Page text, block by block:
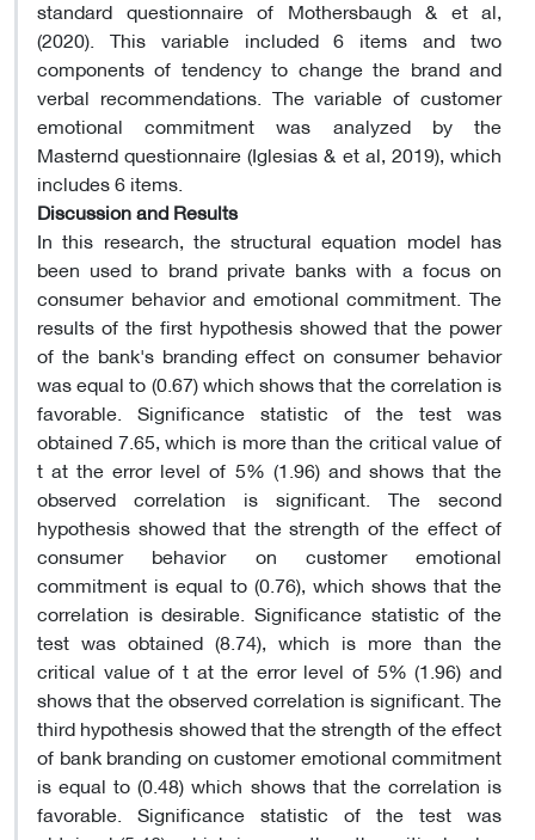
standard questionnaire of Mothersbaugh & et al,
(2020). This variable included 6 items and two
components of tendency to change the brand and
verbal recommendations. The variable of customer
emotional commitment was analyzed by the
Masternd questionnaire (Iglesias & et al, 2019), which
includes 6 items.
Discussion and Results
In this research, the structural equation model has
been used to brand private banks with a focus on
consumer behavior and emotional commitment. The
results of the first hypothesis showed that the power
of the bank's branding effect on consumer behavior
was equal to (0.67) which shows that the correlation is
favorable. Significance statistic of the test was
obtained 7.65, which is more than the critical value of
t at the error level of 5% (1.96) and shows that the
observed correlation is significant. The second
hypothesis showed that the strength of the effect of
consumer behavior on customer emotional
commitment is equal to (0.76), which shows that the
correlation is desirable. Significance statistic of the
test was obtained (8.74), which is more than the
critical value of t at the error level of 5% (1.96) and
shows that the observed correlation is significant. The
third hypothesis showed that the strength of the effect
of bank branding on customer emotional commitment
is equal to (0.48) which shows that the correlation is
favorable. Significance statistic of the test was